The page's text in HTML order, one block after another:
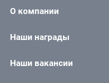
О компании
Наши награды
Наши вакансии